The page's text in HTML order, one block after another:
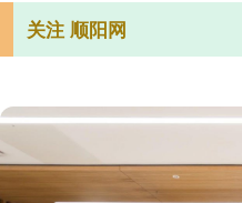
关注 顺阳网